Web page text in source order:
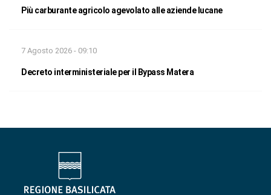
Più carburante agricolo agevolato alle aziende lucane
7 Agosto 2026 - 09:10
Decreto interministeriale per il Bypass Matera